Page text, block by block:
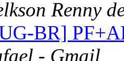
Renny
BR]
- Gmail